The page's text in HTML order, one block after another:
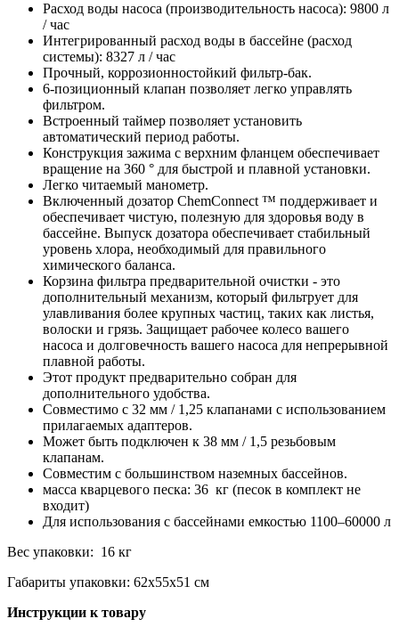
Расход воды насоса (производительность насоса): 9800 л
/ час
Интегрированный расход воды в бассейне (расход
системы): 8327 л / час
Прочный, коррозионностойкий фильтр-бак.
6-позиционный клапан позволяет легко управлять
фильтром.
Встроенный таймер позволяет установить
автоматический период работы.
Конструкция зажима с верхним фланцем обеспечивает
вращение на 360 ° для быстрой и плавной установки.
Легко читаемый манометр.
Включенный дозатор ChemConnect ™ поддерживает и
обеспечивает чистую, полезную для здоровья воду в
бассейне. Выпуск дозатора обеспечивает стабильный
уровень хлора, необходимый для правильного
химического баланса.
Корзина фильтра предварительной очистки - это
дополнительный механизм, который фильтрует для
улавливания более крупных частиц, таких как листья,
волоски и грязь. Защищает рабочее колесо вашего
насоса и долговечность вашего насоса для непрерывной
плавной работы.
Этот продукт предварительно собран для
дополнительного удобства.
Совместимо с 32 мм / 1,25 клапанами с использованием
прилагаемых адаптеров.
Может быть подключен к 38 мм / 1,5 резьбовым
клапанам.
Совместим с большинством наземных бассейнов.
масса кварцевого песка: 36 кг (песок в комплект не
входит)
Для использования с бассейнами емкостью 1100–60000 л
Вес упаковки: 16 кг
Габариты упаковки: 62х55х51 см
Инструкции к товару